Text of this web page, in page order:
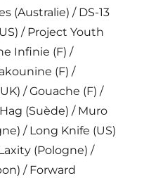
(Australie) / DS-13
/ Project Youth
Infinie (F) /
(F) /
/ Gouache (F) /
(Suède) / Muro
/ Long Knife (US)
(Pologne) /
/ Forward